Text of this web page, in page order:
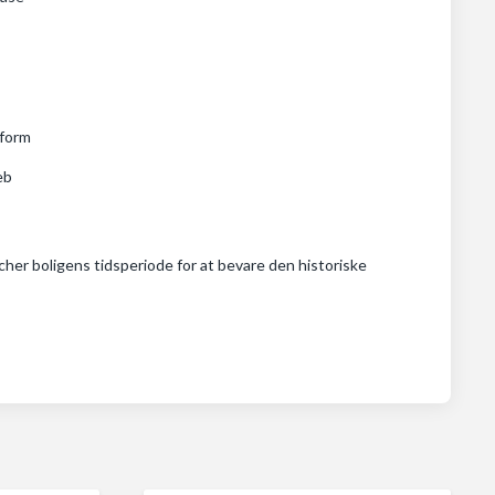
boligens tidsperiode for at bevare den historiske